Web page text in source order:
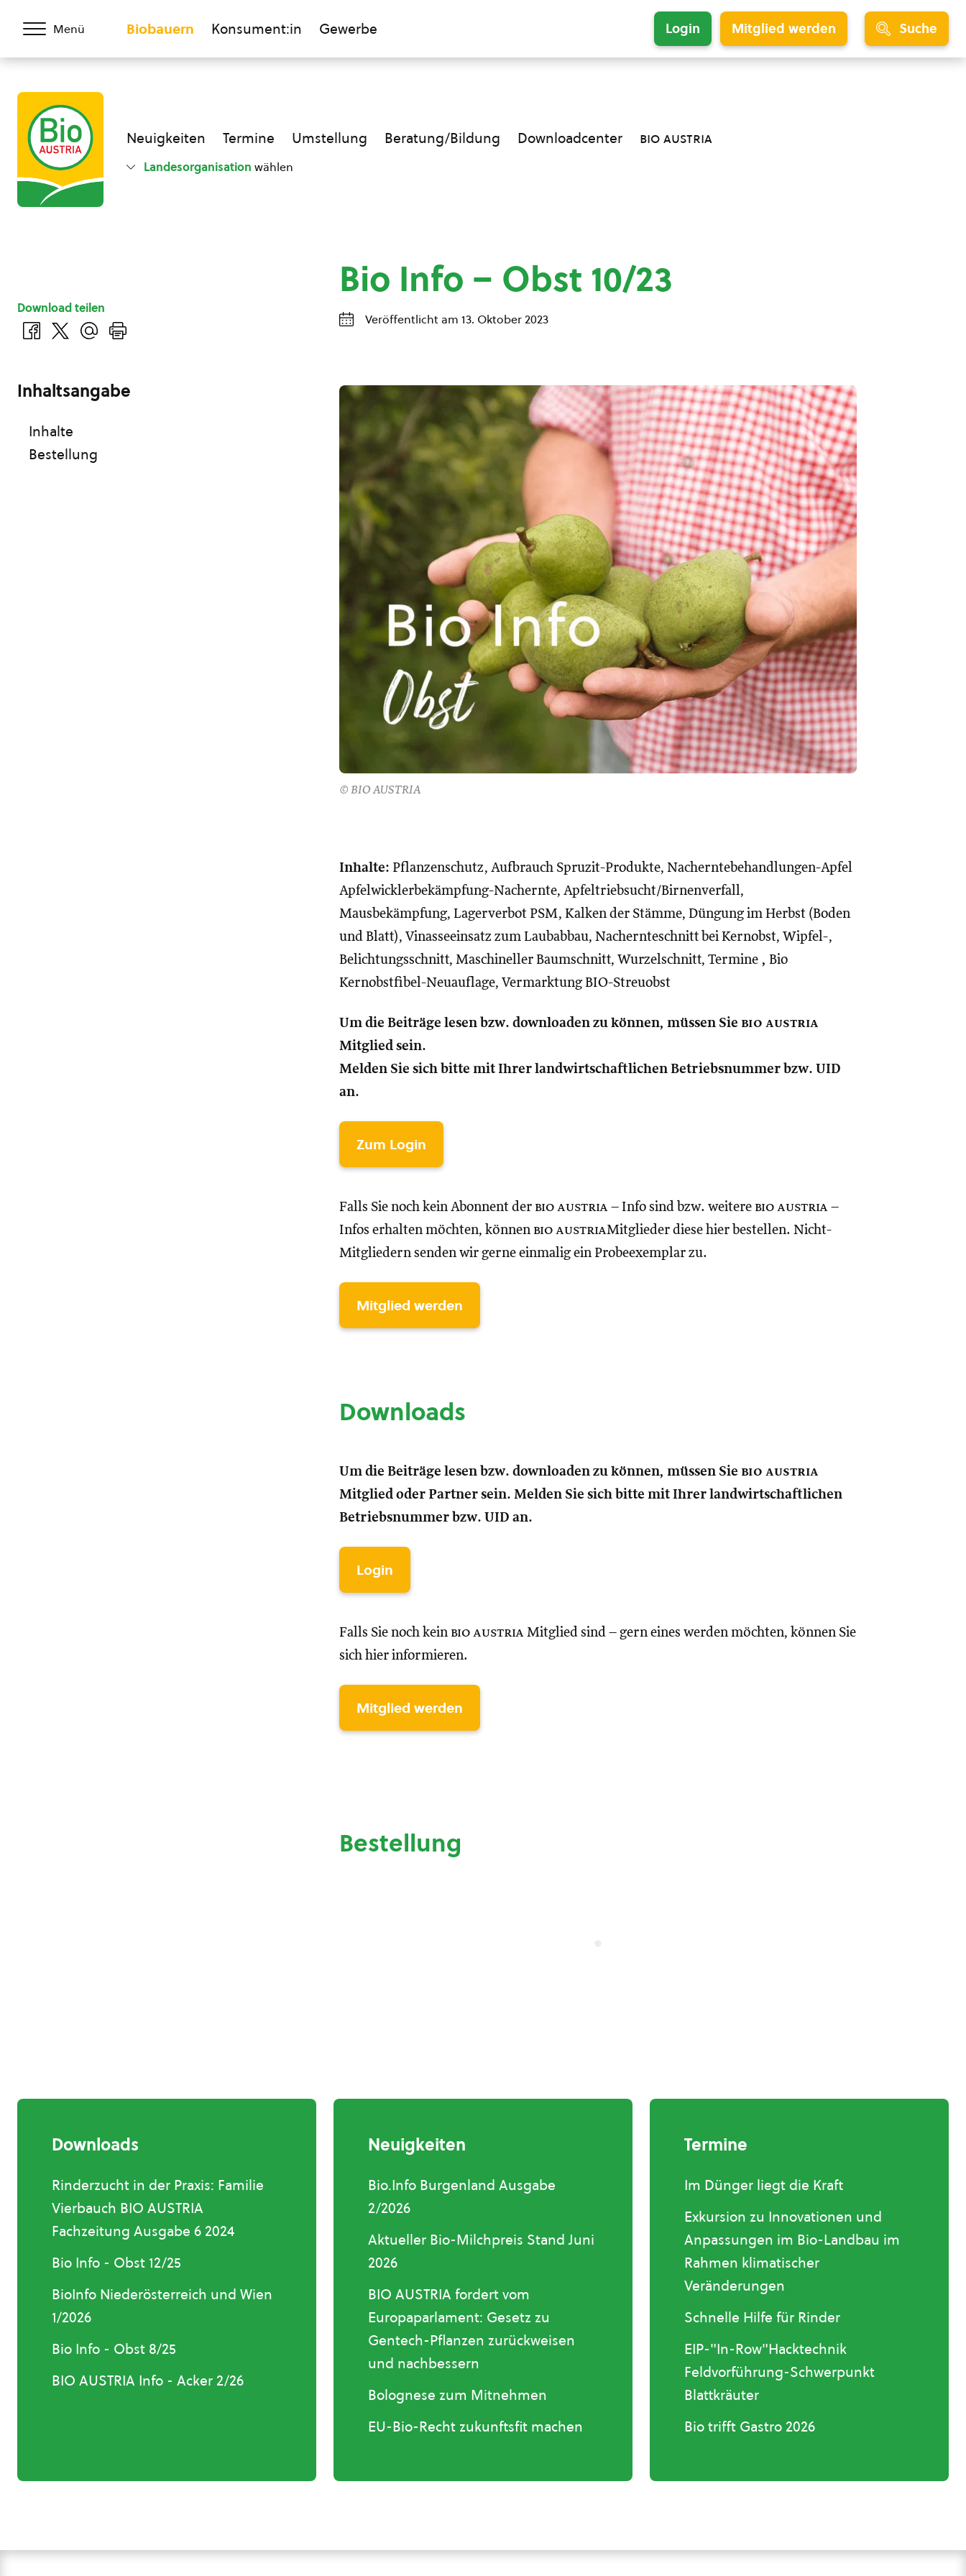
Menü Biobauern Konsument:in Gewerbe Login Mitglied werden Suche
Neuigkeiten Termine Umstellung Beratung/Bildung Downloadcenter bio austria
Landesorganisation wählen
Bio Info – Obst 10/23
Veröffentlicht am 13. Oktober 2023
© BIO AUSTRIA
Inhalte: Pflanzenschutz, Aufbrauch Spruzit-Produkte, Nacherntebehandlungen-Apfel
Apfelwicklerbekämpfung-Nachernte, Apfeltriebsucht/Birnenverfall,
Mausbekämpfung, Lagerverbot PSM, Kalken der Stämme, Düngung im Herbst (Boden
und Blatt), Vinasseeinsatz zum Laubabbau, Nachernteschnitt bei Kernobst, Wipfel-,
Belichtungsschnitt, Maschineller Baumschnitt, Wurzelschnitt, Termine , Bio
Kernobstfibel-Neuauflage, Vermarktung BIO-Streuobst
Um die Beiträge lesen bzw. downloaden zu können, müssen Sie bio austria
Mitglied sein.
Melden Sie sich bitte mit Ihrer landwirtschaftlichen Betriebsnummer bzw. UID
an.
Zum Login
Falls Sie noch kein Abonnent der bio austria – Info sind bzw. weitere bio austria –
Infos erhalten möchten, können bio austriaMitglieder diese hier bestellen. Nicht-
Mitgliedern senden wir gerne einmalig ein Probeexemplar zu.
Mitglied werden
Downloads
Um die Beiträge lesen bzw. downloaden zu können, müssen Sie bio austria
Mitglied oder Partner sein. Melden Sie sich bitte mit Ihrer landwirtschaftlichen
Betriebsnummer bzw. UID an.
Login
Falls Sie noch kein bio austria Mitglied sind – gern eines werden möchten, können Sie
sich hier informieren.
Mitglied werden
Bestellung
Download teilen
Inhaltsangabe
Inhalte
Bestellung
Downloads
Rinderzucht in der Praxis: Familie
Vierbauch BIO AUSTRIA
Fachzeitung Ausgabe 6 2024
Bio Info - Obst 12/25
BioInfo Niederösterreich und Wien
1/2026
Bio Info - Obst 8/25
BIO AUSTRIA Info - Acker 2/26
Neuigkeiten
Bio.Info Burgenland Ausgabe
2/2026
Aktueller Bio-Milchpreis Stand Juni
2026
BIO AUSTRIA fordert vom
Europaparlament: Gesetz zu
Gentech-Pflanzen zurückweisen
und nachbessern
Bolognese zum Mitnehmen
EU-Bio-Recht zukunftsfit machen
Termine
Im Dünger liegt die Kraft
Exkursion zu Innovationen und
Anpassungen im Bio-Landbau im
Rahmen klimatischer
Veränderungen
Schnelle Hilfe für Rinder
EIP-"In-Row"Hacktechnik
Feldvorführung-Schwerpunkt
Blattkräuter
Bio trifft Gastro 2026